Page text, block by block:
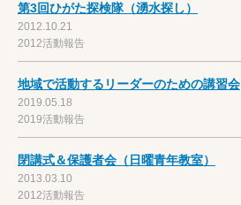
第3回ひがた探検隊（湧水探し）
2012.10.21
2012活動報告
地域で活動するリーダーのための講習会
2019.05.18
2019活動報告
閉講式＆保護者会（日曜青年教室）
2013.03.10
2012活動報告